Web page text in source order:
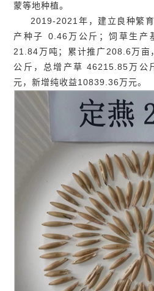
蒙等地种植。
2019-2021年，建立良种繁
产种子 0.46万公斤；饲草生产
21.84万吨；累计推广208.6万
公斤，总增产草 46215.85万公
元，新增纯收益10839.36万元。